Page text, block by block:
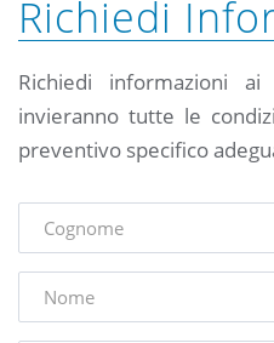
Richiedi
Richiedi informazioni
invieranno tutte le
preventivo specifico